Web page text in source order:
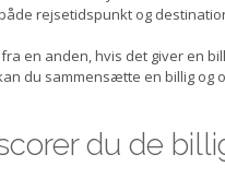
rejsetidspunkt og
en anden, hvis det giver en
du sammensætte en billig
du de